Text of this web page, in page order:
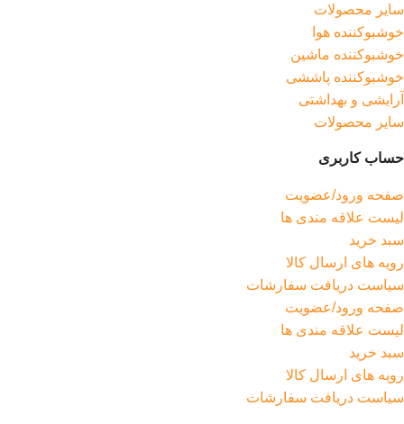
سایر محصولات
خوشبوکننده هوا
خوشبوکننده ماشین
خوشبوکننده پاششی
آرایشی و بهداشتی
سایر محصولات
حساب کاربری
صفحه ورود/عضویت
لیست علاقه مندی ها
سبد خرید
رویه های ارسال کالا
سیاست دریافت سفارشات
صفحه ورود/عضویت
لیست علاقه مندی ها
سبد خرید
رویه های ارسال کالا
سیاست دریافت سفارشات